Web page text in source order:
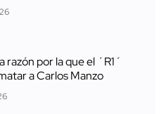
razón por la que el ´R1´
a Carlos Manzo